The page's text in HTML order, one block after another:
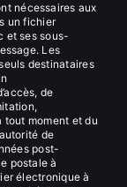
nécessaires aux
un fichier
et ses sous-
Les
destinataires
de
tout moment et du
de
post-
postale à
électronique à